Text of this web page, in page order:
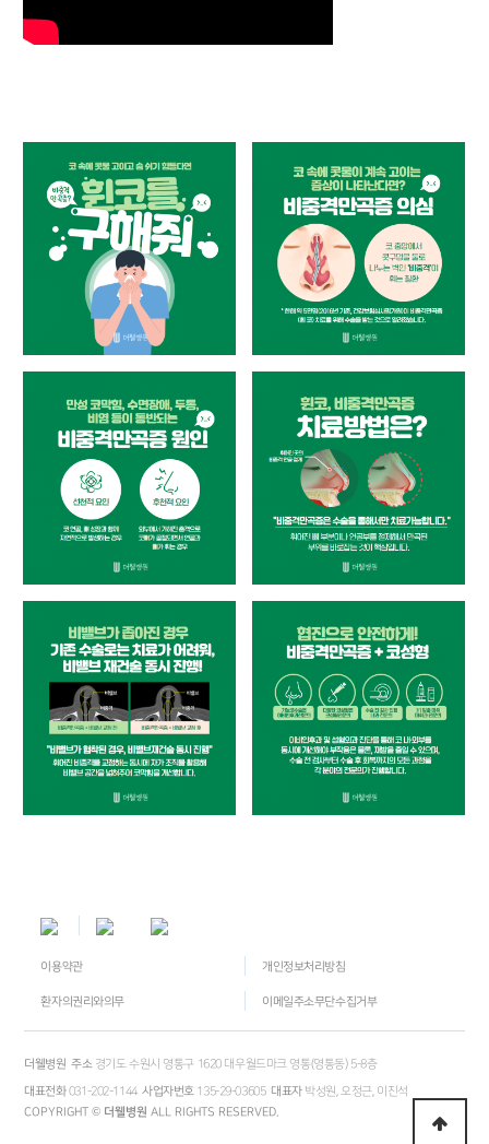
이용약관 개인정보처리방침
환자의권리와의무 이메일주소무단수집거부
더웰병원 주소경기도 수원시 영통구 1620 대우월드마크 영통(영통동) 5-8층
대표전화031-202-1144 사업자번호 135-29-03605 대표자박성원, 오정근, 이진석
COPYRIGHT © 더웰병원 ALL RIGHTS RESERVED.